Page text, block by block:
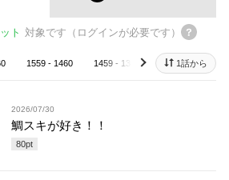
ト 対象です（ログインが必要です）
1559 - 1460 1459 - 1360 1359 - 1260
next 1話から
2026/07/30
鯛スキが好き！！
80pt